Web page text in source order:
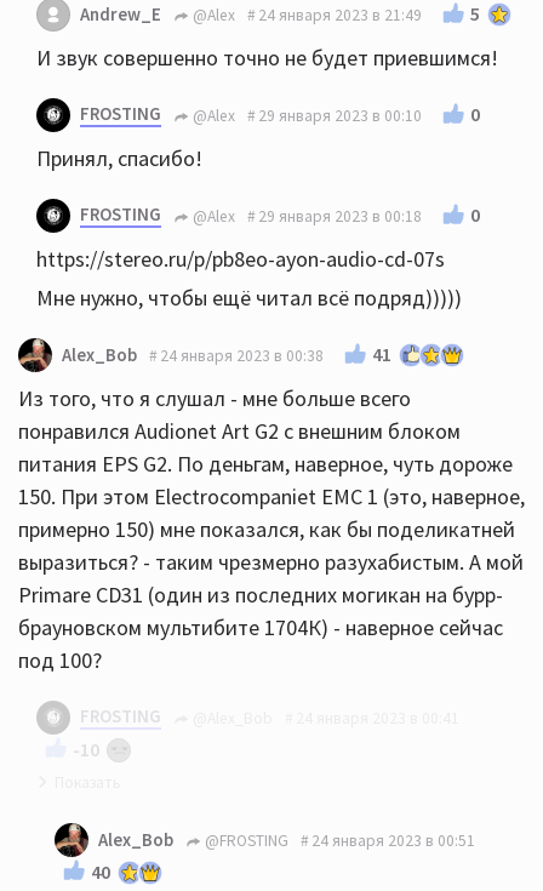
Andrew_E @Alex 24 января 2023 в 21:49 5
И звук совершенно точно не будет приевшимся!
FROSTING @Alex 29 января 2023 в 00:10 0
Принял, спасибо!
FROSTING @Alex 29 января 2023 в 00:18 0
https://stereo.ru/p/pb8eo-ayon-audio-cd-07s
Мне нужно, чтобы ещё читал всё подряд)))))
Alex_Bob 24 января 2023 в 00:38 41
Из того, что я слушал - мне больше всего
понравился Audionet Art G2 с внешним блоком
питания EPS G2. По деньгам, наверное, чуть дороже
150. При этом Electrocompaniet EMC 1 (это, наверное,
примерно 150) мне показался, как бы поделикатней
выразиться? - таким чрезмерно разухабистым. А мой
Primare CD31 (один из последних могикан на бурр-
брауновском мультибите 1704К) - наверное сейчас
под 100?
FROSTING
-10
Примар 31ый висит один за 60 рублей
Alex_Bob @FROSTING 24 января 2023 в 00:51
40